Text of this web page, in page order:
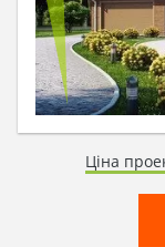
Ціна